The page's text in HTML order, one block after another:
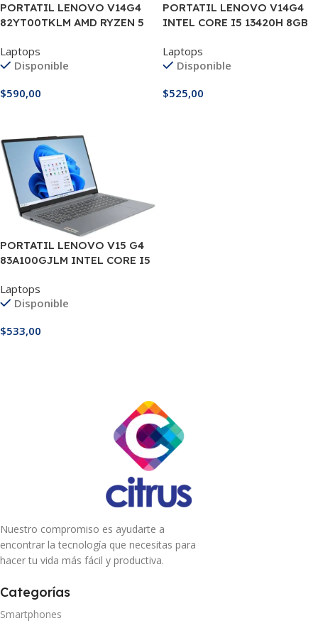
PORTATIL LENOVO V14G4
82YT00TKLM AMD RYZEN 5
Laptops
Disponible
$590,00
PORTATIL LENOVO V14G4
INTEL CORE I5 13420H 8GB
Laptops
Disponible
$525,00
PORTATIL LENOVO V15 G4
83A100GJLM INTEL CORE I5
Laptops
Disponible
$533,00
Nuestro compromiso es ayudarte a
encontrar la tecnología que necesitas para
hacer tu vida más fácil y productiva.
Categorías
Smartphones